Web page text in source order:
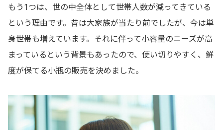
もう1つは、世の中全体として世帯人数が減ってきている
という理由です。昔は大家族が当たり前でしたが、今は単
身世帯も増えています。それに伴って小容量のニーズが高
まっているという背景もあったので、使い切りやすく、鮮
度が保てる小瓶の販売を決めました。